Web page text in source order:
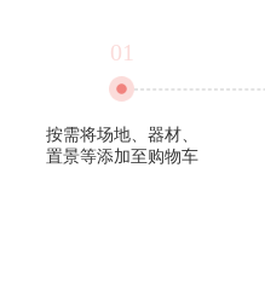
01
按需将场地、器材、
置景等添加至购物车